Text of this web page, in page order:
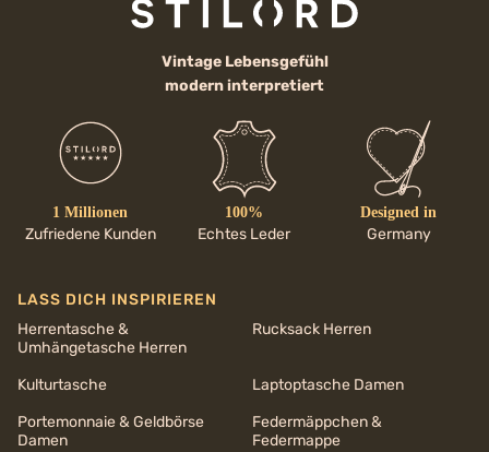
Vintage Lebensgefühl
modern interpretiert
1 Millionen
Zufriedene Kunden
100%
Echtes Leder
Designed in
Germany
LASS DICH INSPIRIEREN
Herrentasche &
Umhängetasche Herren
Rucksack Herren
Kulturtasche
Laptoptasche Damen
Portemonnaie & Geldbörse
Damen
Federmäppchen &
Federmappe